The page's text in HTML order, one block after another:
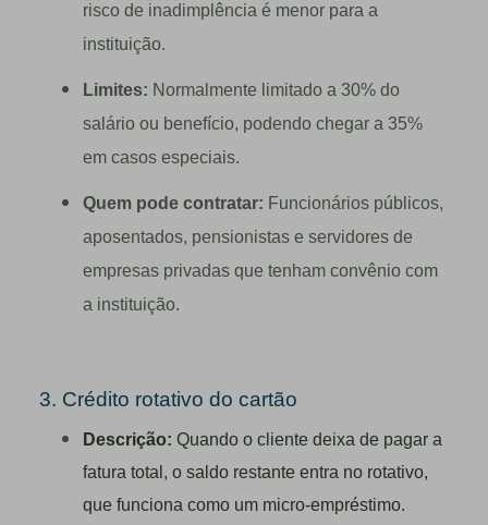
risco de inadimplência é menor para a
instituição.
Limites: Normalmente limitado a 30% do
salário ou benefício, podendo chegar a 35%
em casos especiais.
Quem pode contratar: Funcionários públicos,
aposentados, pensionistas e servidores de
empresas privadas que tenham convênio com
a instituição.
3. Crédito rotativo do cartão
Descrição: Quando o cliente deixa de pagar a
fatura total, o saldo restante entra no rotativo,
que funciona como um micro‑empréstimo.